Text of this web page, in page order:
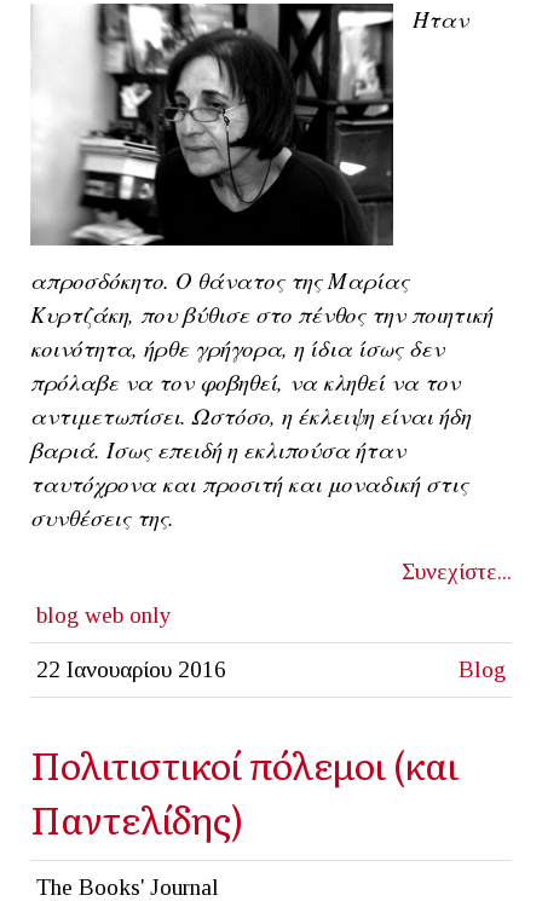
Ήταν
απροσδόκητο. Ο θάνατος της Μαρίας
Κυρτζάκη, που βύθισε στο πένθος την ποιητική
κοινότητα, ήρθε γρήγορα, η ίδια ίσως δεν
πρόλαβε να τον φοβηθεί, να κληθεί να τον
αντιμετωπίσει. Ωστόσο, η έκλειψη είναι ήδη
βαριά. Ίσως επειδή η εκλιπούσα ήταν
ταυτόχρονα και προσιτή και μοναδική στις
συνθέσεις της.
Συνεχίστε...
blog web only
22 Ιανουαρίου 2016 Blog
Πολιτιστικοί πόλεμοι (και
Παντελίδης)
The Books' Journal